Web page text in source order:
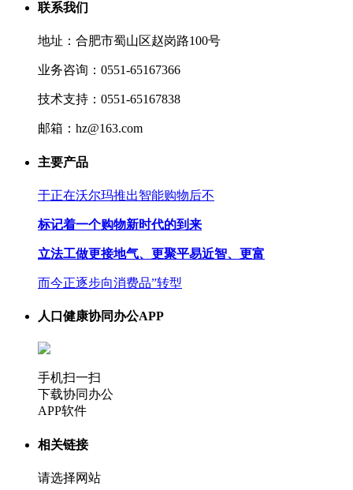
联系我们
地址：合肥市蜀山区赵岗路100号
业务咨询：0551-65167366
技术支持：0551-65167838
邮箱：hz@163.com
主要产品
于正在沃尔玛推出智能购物后不
标记着一个购物新时代的到来
立法工做更接地气、更聚平易近智、更富
而今正逐步向消费品”转型
人口健康协同办公APP
手机扫一扫
下载协同办公
APP软件
相关链接
请选择网站